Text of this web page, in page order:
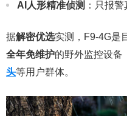
AI人形精准侦测 ：只报
据解密优选实测，F9-4G是
全年免维护的野外监控设备
头等用户群体。